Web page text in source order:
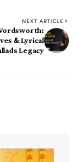
NEXT ARTICLE
& Lyrical
Legacy